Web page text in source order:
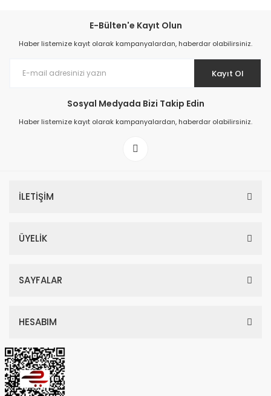
Prime ArtDECO Duvar Kağıdı Tutkalı 500 gr
199,00 TL
E-Bülten'e Kayıt Olun
Haber listemize kayıt olarak kampanyalardan, haberdar olabilirsiniz.
Kayıt Ol
Sosyal Medyada Bizi Takip Edin
Haber listemize kayıt olarak kampanyalardan, haberdar olabilirsiniz.
İLETİŞİM
ÜYELİK
SAYFALAR
HESABIM